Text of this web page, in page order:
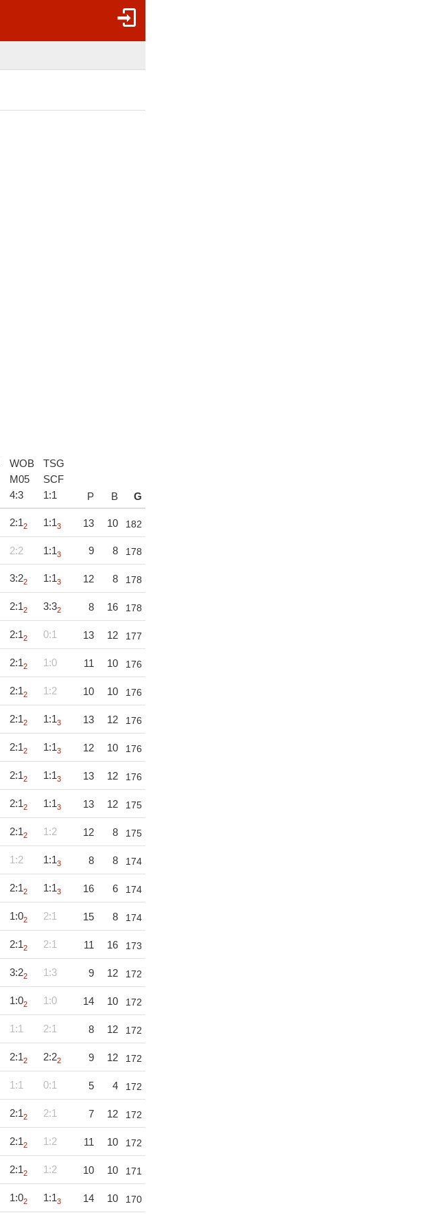
WOB
M05
4:3
TSG
SCF
1:1 P B G
2:12 1:13 13 10 182
2:2 1:13 9 8 178
3:22 1:13 12 8 178
2:12 3:32 8 16 178
2:12 0:1 13 12 177
2:12 1:0 11 10 176
2:12 1:2 10 10 176
2:12 1:13 13 12 176
2:12 1:13 12 10 176
2:12 1:13 13 12 176
2:12 1:13 13 12 175
2:12 1:2 12 8 175
1:2 1:13 8 8 174
2:12 1:13 16 6 174
1:02 2:1 15 8 174
2:12 2:1 11 16 173
3:22 1:3 9 12 172
1:02 1:0 14 10 172
1:1 2:1 8 12 172
2:12 2:22 9 12 172
1:1 0:1 5 4 172
2:12 2:1 7 12 172
2:12 1:2 11 10 172
2:12 1:2 10 10 171
1:02 1:13 14 10 170